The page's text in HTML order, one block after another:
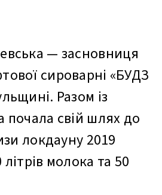
— засновниця
сироварні «БУДЗ
Разом із
почала свій шлях до
локдауну 2019
молока та 50